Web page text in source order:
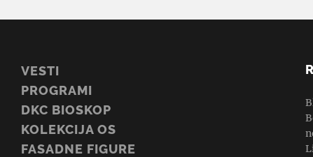
VESTI
PROGRAMI
DKC BIOSKOP
KOLEKCIJA OS
FASADNE FIGURE